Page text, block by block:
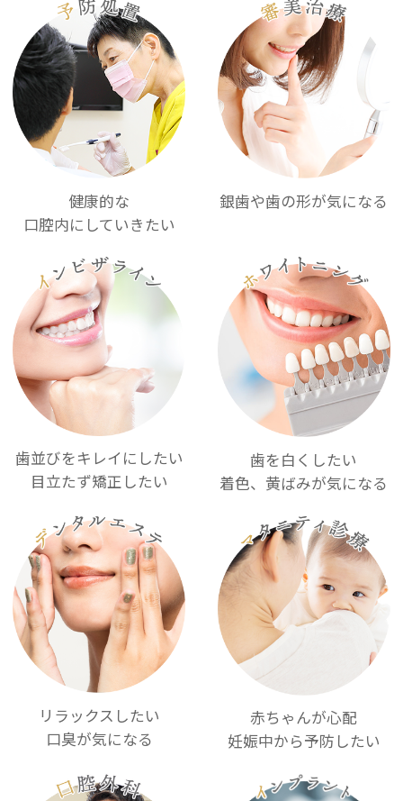
健康的な
口腔内にしていきたい
銀歯や歯の形が気になる
歯並びをキレイにしたい
目立たず矯正したい
歯を白くしたい
着色、黄ばみが気になる
リラックスしたい
口臭が気になる
赤ちゃんが心配
妊娠中から予防したい